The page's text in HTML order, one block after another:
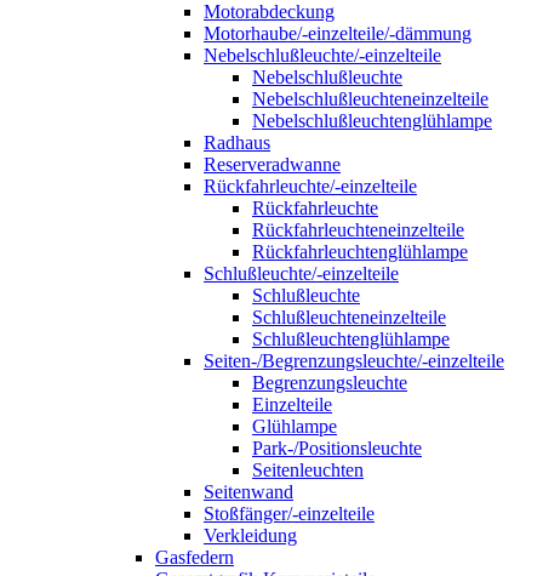
Motorabdeckung
Motorhaube/-einzelteile/-dämmung
Nebelschlußleuchte/-einzelteile
Nebelschlußleuchte
Nebelschlußleuchteneinzelteile
Nebelschlußleuchtenglühlampe
Radhaus
Reserveradwanne
Rückfahrleuchte/-einzelteile
Rückfahrleuchte
Rückfahrleuchteneinzelteile
Rückfahrleuchtenglühlampe
Schlußleuchte/-einzelteile
Schlußleuchte
Schlußleuchteneinzelteile
Schlußleuchtenglühlampe
Seiten-/Begrenzungsleuchte/-einzelteile
Begrenzungsleuchte
Einzelteile
Glühlampe
Park-/Positionsleuchte
Seitenleuchten
Seitenwand
Stoßfänger/-einzelteile
Verkleidung
Gasfedern